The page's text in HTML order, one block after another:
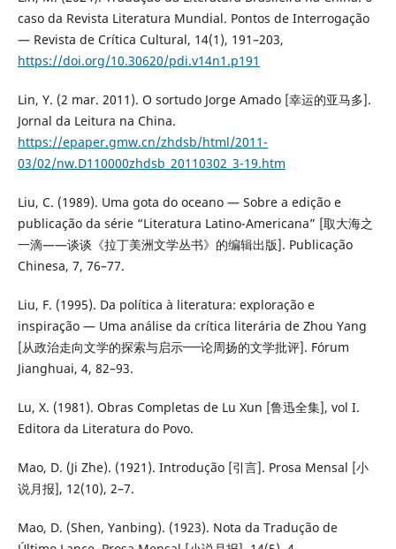
caso da Revista Literatura Mundial. Pontos de Interrogação
— Revista de Crítica Cultural, 14(1), 191–203,
https://doi.org/10.30620/pdi.v14n1.p191
Lin, Y. (2 mar. 2011). O sortudo Jorge Amado [幸运的亚马多].
Jornal da Leitura na China.
https://epaper.gmw.cn/zhdsb/html/2011-
03/02/nw.D110000zhdsb_20110302_3-19.htm
Liu, C. (1989). Uma gota do oceano — Sobre a edição e
publicação da série “Literatura Latino-Americana” [取大海之
一滴——谈谈《拉丁美洲文学丛书》的编辑出版]. Publicação
Chinesa, 7, 76–77.
Liu, F. (1995). Da política à literatura: exploração e
inspiração — Uma análise da crítica literária de Zhou Yang
[从政治走向文学的探索与启示──论周扬的文学批评]. Fórum
Jianghuai, 4, 82–93.
Lu, X. (1981). Obras Completas de Lu Xun [鲁迅全集], vol I.
Editora da Literatura do Povo.
Mao, D. (Ji Zhe). (1921). Introdução [引言]. Prosa Mensal [小
说月报], 12(10), 2–7.
Mao, D. (Shen, Yanbing). (1923). Nota da Tradução de